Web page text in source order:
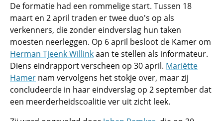
De formatie had een rommelige start. Tussen 18
maart en 2 april traden er twee duo's op als
verkenners, die zonder eindverslag hun taken
moesten neerleggen. Op 6 april besloot de Kamer om
Herman Tjeenk Willinkaan te stellen als informateur.
Diens eindrapport verscheen op 30 april. Mariëtte
Hamer nam vervolgens het stokje over, maar zij
concludeerde in haar eindverslag op 2 september dat
een meerderheidscoalitie ver uit zicht leek.